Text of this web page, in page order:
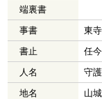
端裏書
事書
東
書止
任
人名
守
地名
山